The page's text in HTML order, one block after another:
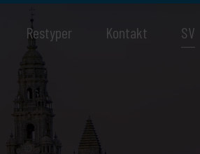
Restyper Kontakt SV